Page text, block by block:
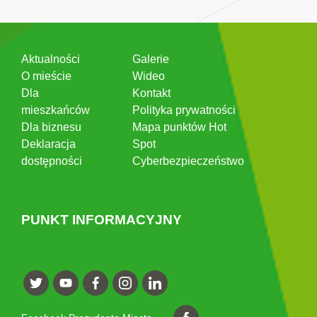
Aktualności
O mieście
Dla
mieszkańców
Dla biznesu
Deklaracja
dostępności
Galerie
Wideo
Kontakt
Polityka prywatności
Mapa punktów Hot
Spot
Cyberbezpieczeństwo
PUNKT INFORMACYJNY